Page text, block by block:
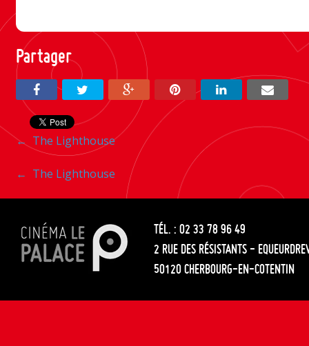
Partager
Navigation
entre
les
articles
← The Lighthouse
Navigation
entre
les
articles
← The Lighthouse
TÉL. : 02 33 78 96 49
2 RUE DES RÉSISTANTS -
50120 CHERBOURG-EN-COTENTIN